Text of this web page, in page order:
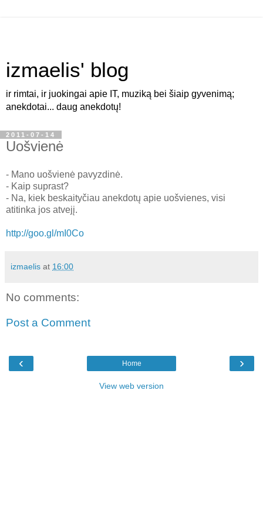
izmaelis' blog
ir rimtai, ir juokingai apie IT, muziką bei šiaip gyvenimą;
anekdotai... daug anekdotų!
2011-07-14
Uošvienė
- Mano uošvienė pavyzdinė.
- Kaip suprast?
- Na, kiek beskaityčiau anekdotų apie uošvienes, visi
atitinka jos atvejį.
http://goo.gl/mI0Co
izmaelis at 16:00
No comments:
Post a Comment
‹ ›
Home
View web version